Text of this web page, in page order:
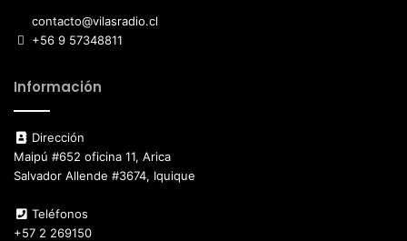
contacto@vilasradio.cl
+56 9 57348811
Información
Dirección
Maipú #652 oficina 11, Arica
Salvador Allende #3674, Iquique
Teléfonos
+57 2 269150